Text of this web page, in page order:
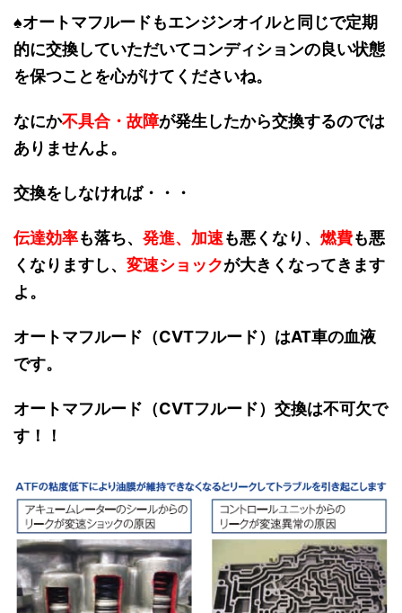
♠オートマフルードもエンジンオイルと同じで定期
的に交換していただいてコンディションの良い状態
を保つことを心がけてくださいね。
なにか不具合・故障が発生したから交換するのでは
ありませんよ。
交換をしなければ・・・
伝達効率も落ち、 発進、加速も悪くなり、 燃費も悪
くなりますし、 変速ショックが大きくなってきます
よ。
オートマフルード（CVTフルード）はAT車の血液
です。
オートマフルード（CVTフルード）交換は不可欠で
す！！